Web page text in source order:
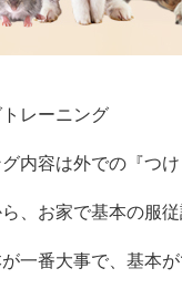
レーニング
内容は外での『つ
、お家で基本の服
一番大事で、基本